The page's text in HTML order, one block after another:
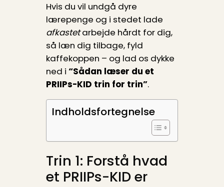
Hvis du vil undgå dyre
lærepenge og i stedet lade
afkastetarbejde hårdt for dig,
så læn dig tilbage, fyld
kaffekoppen – og lad os dykke
ned i “Sådan læser du et
PRIIPs-KID trin for trin”.
Indholdsfortegnelse
Trin 1: Forstå hvad
et PRIIPs-KID er